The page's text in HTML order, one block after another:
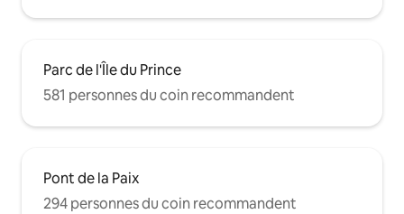
Parc de l'Île du Prince
581 personnes du coin recommandent
Pont de la Paix
294 personnes du coin recommandent